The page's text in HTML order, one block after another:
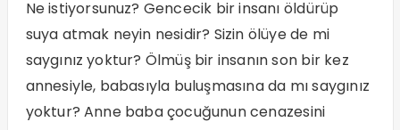
Ne istiyorsunuz? Gencecik bir insanı öldürüp
suya atmak neyin nesidir? Sizin ölüye de mi
saygınız yoktur? Ölmüş bir insanın son bir kez
annesiyle, babasıyla buluşmasına da mı saygınız
yoktur? Anne baba çocuğunun cenazesini